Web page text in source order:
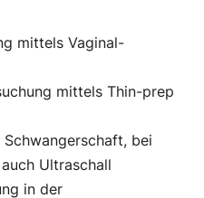
mittels Vaginal-
mittels Thin-prep
bei
Ultraschall
in der